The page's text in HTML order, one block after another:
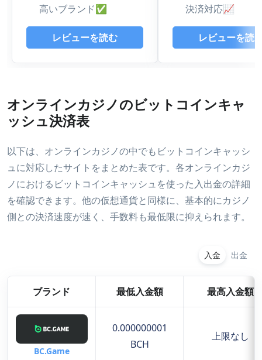
高いブランド✅
レビューを読む
決済対応📈
レビューを読
オンラインカジノのビットコインキャ
ッシュ決済表
以下は、オンラインカジノの中でもビットコインキャッシ
ュに対応したサイトをまとめた表です。各オンラインカジ
ノにおけるビットコインキャッシュを使った入出金の詳細
を確認できます。他の仮想通貨と同様に、基本的にカジノ
側との決済速度が速く、手数料も最低限に抑えられます。
入金 出金
ブランド 最低入金額 最高入金額
BC.Game
0.000000001
BCH
上限なし